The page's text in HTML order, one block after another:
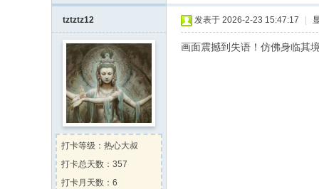
tztztz12
打卡等级：热心大叔
打卡总天数：357
打卡月天数：6
发表于 2026-2-23 15:47:17
画面震撼到失语！仿佛身临其境